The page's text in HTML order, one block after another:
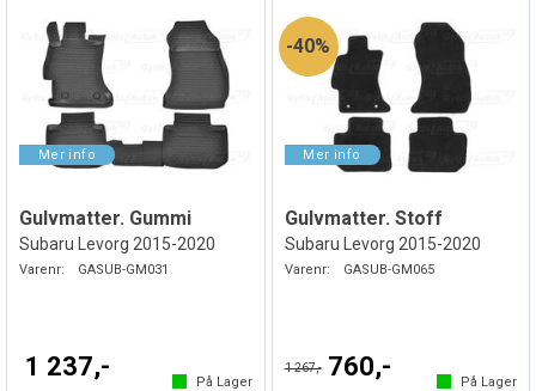
Gulvmatter. Gummi
Subaru Levorg 2015-2020
Varenr: GASUB-GM031
1 237,-
På Lager
40%
Gulvmatter. Stoff
Subaru Levorg 2015-2020
Varenr: GASUB-GM065
1 267,- 760,-
På Lager